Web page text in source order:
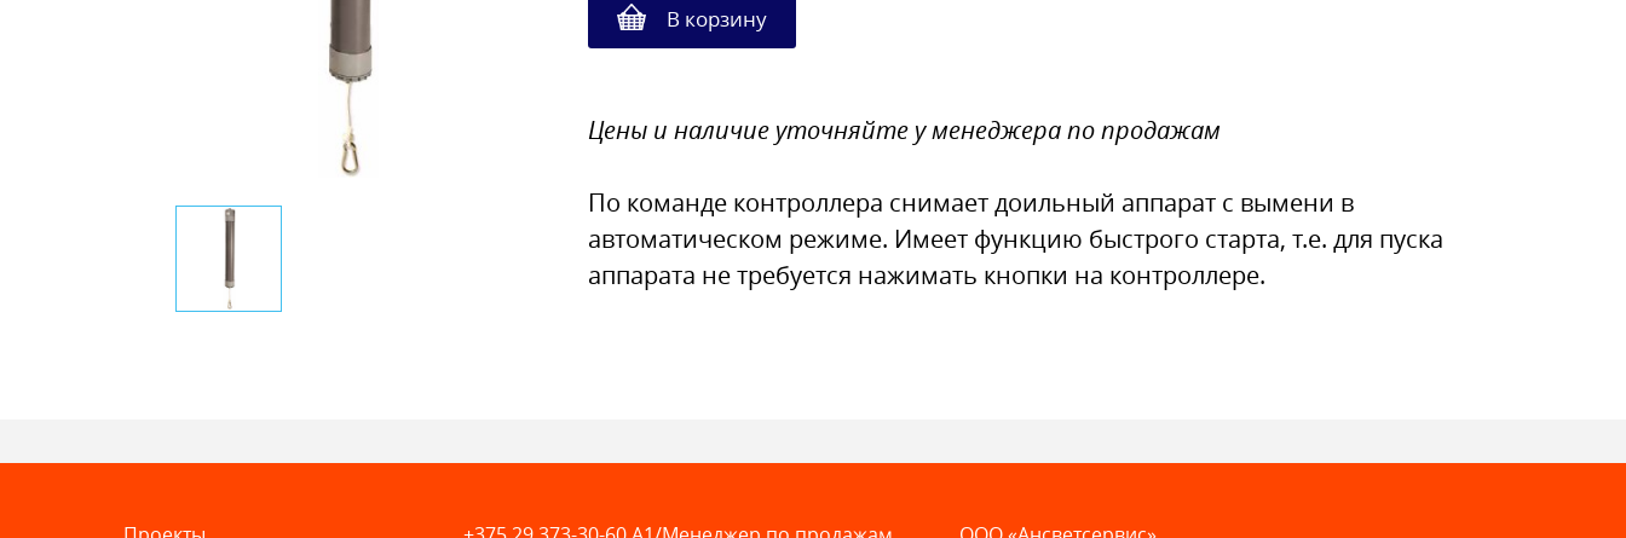
В корзину
Цены и наличие уточняйте у менеджера по продажам
По команде контроллера снимает доильный аппарат с вымени в
автоматическом режиме. Имеет функцию быстрого старта, т.е. для пуска
аппарата не требуется нажимать кнопки на контроллере.